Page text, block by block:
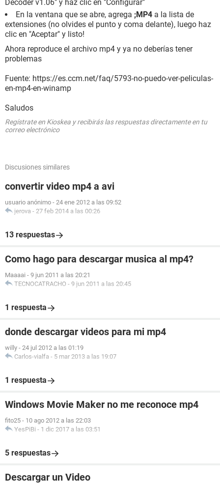
Decoder v1.06" y haz clic en "Configurar"
En la ventana que se abre, agrega ;MP4 a la lista de
extensiones (no olvides el punto y coma delante), luego haz
clic en "Aceptar" y listo!
Ahora reproduce el archivo mp4 y ya no deberías tener
problemas
Fuente: https://es.ccm.net/faq/5793-no-puedo-ver-peliculas-
en-mp4-en-winamp
Saludos
Regístrate en Kioskea y recibirás las respuestas directamente en tu
correo electrónico
Discusiones similares
convertir video mp4 a avi
usuario anónimo - 24 ene 2012 a las 09:52
jerova - 27 feb 2014 a las 00:26
13 respuestas
Como hago para descargar musica al mp4?
Maaaai - 9 jun 2011 a las 20:21
TECNOCATRACHO - 9 jun 2011 a las 20:45
1 respuesta
donde descargar videos para mi mp4
willy - 24 jul 2012 a las 01:19
Carlos-vialfa - 5 mar 2013 a las 19:07
1 respuesta
Windows Movie Maker no me reconoce mp4
fito25 - 10 ago 2012 a las 22:03
YesPiBi - 1 dic 2017 a las 03:51
5 respuestas
Descargar un Video